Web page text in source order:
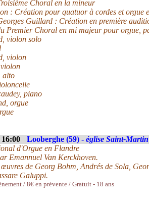
Choral en la mineur
: Création pour quatuor à cordes et orgue
Guillard : Création en première
Premier Choral en mi majeur pour orgue,
violon solo
violon
alto
piano
orgue
16:00 Looberghe (59) - église Saint-Martin
d'Orgue en Flandre
Emannuel Van Kerckhoven.
de Georg Bohm, Andrés de Sola,
Galuppi.
/ 8€ en prévente / Gratuit - 18 ans